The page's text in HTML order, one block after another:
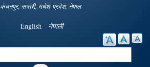
कंचनपुर, सप्तरी, मधेश प्रदेश, नेपाल
English नेपाली